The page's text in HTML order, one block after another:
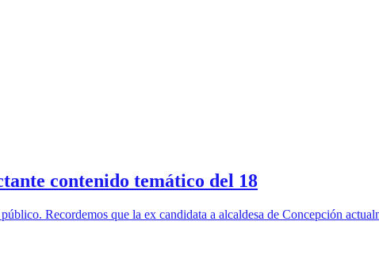
contenido temático del 18
Recordemos que la ex candidata a alcaldesa de Concepción